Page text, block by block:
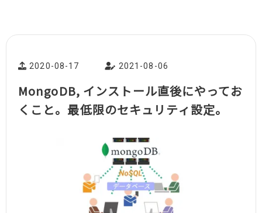
2020-08-17 2021-08-06
MongoDB, インストール直後にやってお
くこと。最低限のセキュリティ設定。